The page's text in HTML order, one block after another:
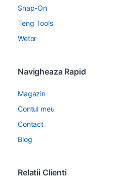
Snap-On
Teng Tools
Wetor
Navigheaza Rapid
Magazin
Contul meu
Contact
Blog
Relatii Clienti